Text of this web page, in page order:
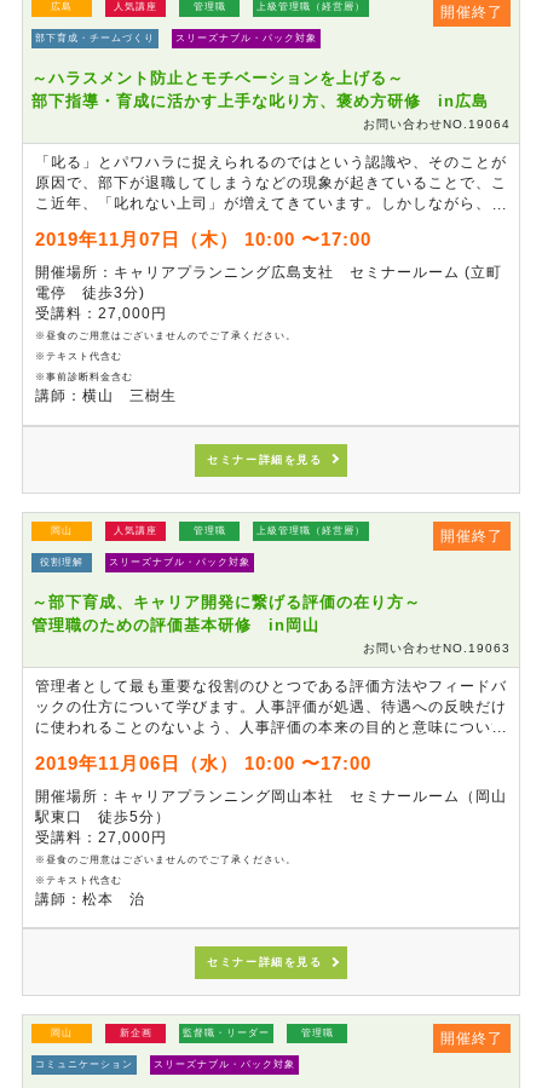
開催終了
広島 人気講座 管理職 上級管理職（経営層）
部下育成・チームづくり スリーズナブル・パック対象
～ハラスメント防止とモチベーションを上げる～
部下指導・育成に活かす上手な叱り方、褒め方研修 in広島
お問い合わせNO.19064
「叱る」とパワハラに捉えられるのではという認識や、そのことが
原因で、部下が退職してしまうなどの現象が起きていることで、こ
こ近年、「叱れない上司」が増えてきています。しかしながら、
に繋がるのもまた事実です。この研修では、部下指導、育成に繋が
る「叱り方」の技術について学ぶとともに、大半のマネジメント職
が苦手な部下の「褒め方」の技術についても学び、部下を承認しな
がら、部下の意欲を高めて成長を支援するマネジメント手法の習得
を図ります。
2019年11月07日（木） 10:00 〜17:00
開催場所：キャリアプランニング広島支社 セミナールーム (立町
電停 徒歩3分)
受講料：27,000円
※昼食のご用意はございませんのでご了承ください。
※テキスト代含む
※事前診断料金含む
講師：横山 三樹生
セミナー詳細を見る
開催終了
岡山 人気講座 管理職 上級管理職（経営層）
役割理解 スリーズナブル・パック対象
～部下育成、キャリア開発に繋げる評価の在り方～
管理職のための評価基本研修 in岡山
お問い合わせNO.19063
管理者として最も重要な役割のひとつである評価方法やフィードバ
ックの仕方について学びます。人事評価が処遇、待遇への反映だけ
に使われることのないよう、人事評価の本来の目的と意味について
ど、タイプ別指導方法を学びます。人事評価を「効果的な育成」に
繋げるスキルが身に付く研修です。
2019年11月06日（水） 10:00 〜17:00
開催場所：キャリアプランニング岡山本社 セミナールーム（岡山
駅東口 徒歩5分）
受講料：27,000円
※昼食のご用意はございませんのでご了承ください。
※テキスト代含む
講師：松本 治
セミナー詳細を見る
開催終了
岡山 新企画 監督職・リーダー 管理職
コミュニケーション スリーズナブル・パック対象